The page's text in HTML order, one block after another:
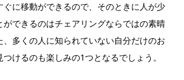
ぐに移動ができるので、そのときに人が少
ができるのはチェアリングならではの素晴
、多くの人に知られていない自分だけのお
けるのも楽しみの1つとなるでしょう。